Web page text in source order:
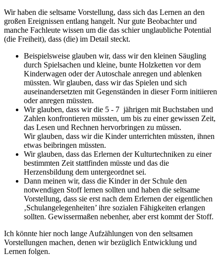
Wir haben die seltsame Vorstellung, dass sich das Lernen an den
großen Ereignissen entlang hangelt. Nur gute Beobachter und
manche Fachleute wissen um die das schier unglaubliche Potential
(die Freiheit), dass (die) im Detail steckt.
Beispielsweise glauben wir, dass wir den kleinen Säugling
durch Spielsachen und kleine, bunte Holzketten vor dem
Kinderwagen oder der Autoschale anregen und ablenken
müssten. Wir glauben, dass wir das Spielen und sich
auseinandersetzten mit Gegenständen in dieser Form initiieren
oder anregen müssten.
Wir glauben, dass wir die 5 - 7 jährigen mit Buchstaben und
Zahlen konfrontieren müssten, um bis zu einer gewissen Zeit,
das Lesen und Rechnen hervorbringen zu müssen.
Wir glauben, dass wir die Kinder unterrichten müssten, ihnen
etwas beibringen müssten.
Wir glauben, dass das Erlernen der Kulturtechniken zu einer
bestimmten Zeit stattfinden müsste und das die
Herzensbildung dem untergeordnet sei.
Dann meinen wir, dass die Kinder in der Schule den
notwendigen Stoff lernen sollten und haben die seltsame
Vorstellung, dass sie erst nach dem Erlernen der eigentlichen
‚Schulangelegenheiten’ ihre sozialen Fähigkeiten erlangen
sollten. Gewissermaßen nebenher, aber erst kommt der Stoff.
Ich könnte hier noch lange Aufzählungen von den seltsamen
Vorstellungen machen, denen wir bezüglich Entwicklung und
Lernen folgen.